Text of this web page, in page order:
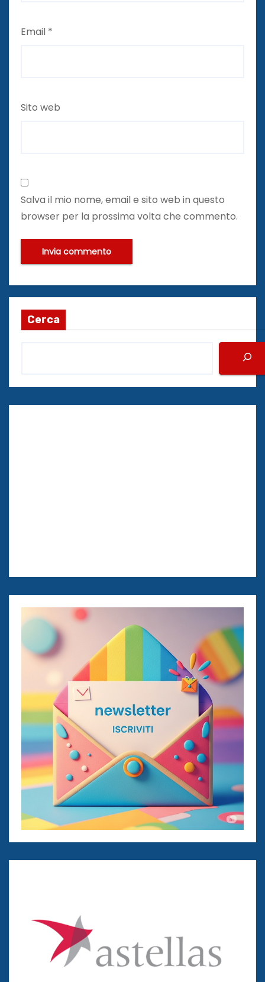
Email *
Sito web
Salva il mio nome, email e sito web in questo
browser per la prossima volta che commento.
Cerca